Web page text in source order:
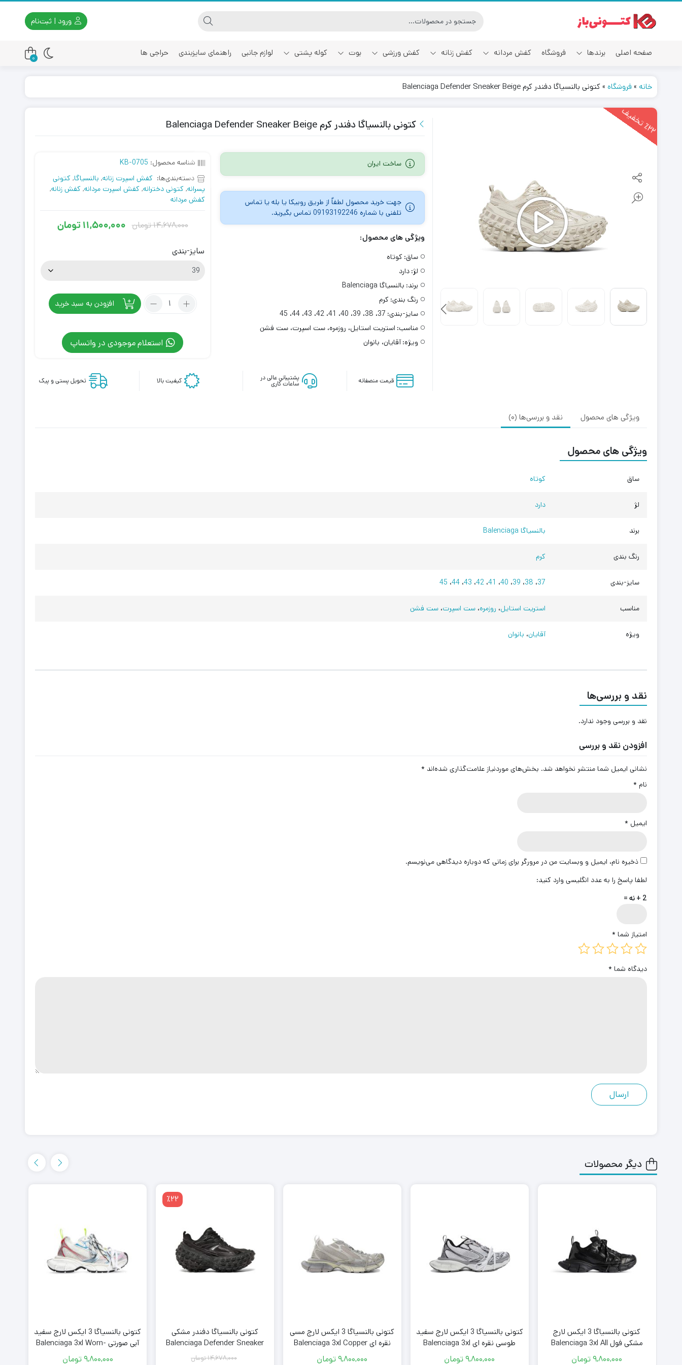
ورود | ثبت‌نام
صفحه اصلی برندها
آدیداس آفوایت
فروشگاه کفش مردانه کفش زنانه کفش ورزشی بوت کوله پشتی لوازم جانبی راهنمای سایزبندی حراجی ها
0
خانه »فروشگاه»کتونی بالنسیاگا دفندر کرم Balenciaga Defender Sneaker Beige
٪2
2
ت
خ
ف
یف کتونی بالنسیاگا دفندر کرم Balenciaga Defender Sneaker Beige
ساخت ایران
جهت خرید محصول لطفاٌ از طریق روبیکا یا بله یا تماس
تلفنی با شماره 09193192246 تماس بگیرید.
ویژگی های محصول:
ساق: کوتاه
لژ: دارد
برند: بالنسیاگا Balenciaga
رنگ بندی: کرم
سایز-بندی: 37، 38، 39، 40، 41، 42، 43، 44، 45
مناسب: استریت استایل، روزمره، ست اسپرت، ست فشن
ویژه:آقایان، بانوان
شناسه محصول: KB-0705
دسته‌بندی‌ها: کفش اسپرت زنانه, بالنسیاگا, کتونی
پسرانه, کتونی دخترانه, کفش اسپرت مردانه, کفش زنانه,
کفش مردانه
14,678,000تومان
قیمت
11,500,000 تومان
قیمت
سایز-بندی
تعداد:
دفندر
کرم
Sneaker
افزودن به سبد خرید
استعلام موجودی در واتساپ
قیمت منصفانه پشتیبانی عالی در
ساعات کاری کیفیت بالا تحویل پستی و پیک
ویژگی های محصول نقد و بررسی‌ها (0)
ویژگی های محصول
ساق کوتاه
لژ دارد
برند بالنسیاگا Balenciaga
رنگ بندی کرم
سایز-بندی 37، 38، 39، 40، 41، 42، 43، 44، 45
مناسب استریت استایل، روزمره، ست اسپرت، ست فشن
ویژه آقایان، بانوان
نقد و بررسی‌ها
نقد و بررسی وجود ندارد.
افزودن نقد و بررسی
نشانی ایمیل شما منتشر نخواهد شد. بخش‌های موردنیاز علامت‌گذاری شده‌اند *
نام *
ایمیل *
ذخیره نام، ایمیل و وبسایت من در مرورگر برای زمانی که دوباره دیدگاهی می‌نویسم.
لطفا پاسخ را به عدد انگلیسی وارد کنید:
2 + نه =
امتیاز شما *
دیدگاه شما *
دیگر محصولات
کتونی بالنسیاگا 3 ایکس لارج
مشکی فول Balenciaga 3xl All
Black
9,800,000تومان
کتونی بالنسیاگا 3 ایکس لارج سفید
طوسی نقره ای Balenciaga 3xl
White Gray Silver
9,800,000تومان
کتونی بالنسیاگا 3 ایکس لارج مسی
نقره ای Balenciaga 3xl Copper
Silver
9,800,000تومان
٪22
کتونی بالنسیاگا دفندر مشکی
Balenciaga Defender Sneaker
Black
14,678,000تومان
کتونی بالنسیاگا 3 ایکس لارج سفید
آبی صورتی Balenciaga 3xl Worn-
Out White Blue Red Pink
9,800,000تومان